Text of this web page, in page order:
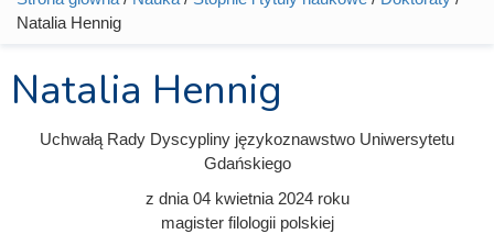
Jesteś tutaj
Natalia Hennig
Natalia Hennig
Uchwałą Rady Dyscypliny językoznawstwo Uniwersytetu
Gdańskiego
z dnia 04 kwietnia 2024roku
magister filologii polskiej